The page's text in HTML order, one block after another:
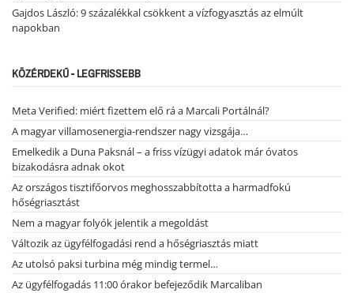
Gajdos László: 9 százalékkal csökkent a vízfogyasztás az elmúlt
napokban
KÖZÉRDEKŰ - LEGFRISSEBB
Meta Verified: miért fizettem elő rá a Marcali Portálnál?
A magyar villamosenergia-rendszer nagy vizsgája…
Emelkedik a Duna Paksnál – a friss vízügyi adatok már óvatos
bizakodásra adnak okot
Az országos tisztifőorvos meghosszabbította a harmadfokú
hőségriasztást
Nem a magyar folyók jelentik a megoldást
Változik az ügyfélfogadási rend a hőségriasztás miatt
Az utolsó paksi turbina még mindig termel…
Az ügyfélfogadás 11:00 órakor befejeződik Marcaliban